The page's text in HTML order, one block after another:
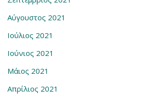
Αύγουστος 2021
Ιούλιος 2021
Ιούνιος 2021
Μάιος 2021
Απρίλιος 2021